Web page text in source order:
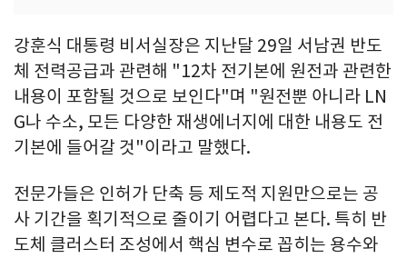
강훈식 대통령 비서실장은 지난달 29일 서남권 반도
체 전력공급과 관련해 "12차 전기본에 원전과 관련한
내용이 포함될 것으로 보인다"며 "원전뿐 아니라 LN
G나 수소, 모든 다양한 재생에너지에 대한 내용도 전
기본에 들어갈 것"이라고 말했다.
전문가들은 인허가 단축 등 제도적 지원만으로는 공
사 기간을 획기적으로 줄이기 어렵다고 본다. 특히 반
도체 클러스터 조성에서 핵심 변수로 꼽히는 용수와